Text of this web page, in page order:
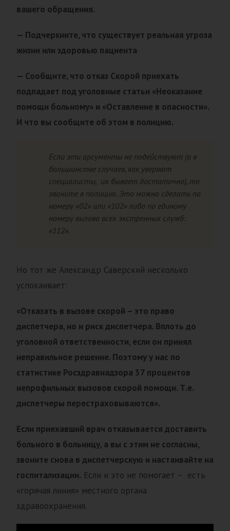
вашего обращения.
— Подчеркните, что существует реальная угроза
жизни или здоровью пациента
— Сообщите, что отказ Скорой приехать
подпадает под уголовные статьи «Неоказание
помощи больному» и «Оставление в опасности».
И что вы сообщите об этом в полицию.
Если эти аргументы не подействуют (а в
большинстве случаев, как уверяют
специалисты, их бывает достаточно), то
звоните в полицию. Это можно сделать по
номеру «02» или «102» либо по единому
номеру вызова всех экстренных служб:
«112».
Но тот же Александр Саверский несколько
успокаивает:
«Отказать в вызове скорой – это право
диспетчера, но и риск диспетчера. Вплоть до
уголовной ответственности, если он принял
неправильное решение. Поэтому у нас по
статистике Росздравнадзора 37 процентов
непрофильных вызовов скорой помощи. Т.е.
диспетчеры перестраховываются».
Если приехавший врач отказывается доставить
больного в больницу, а вы с этим не согласны,
звоните снова в диспетчерскую и настаивайте на
госпитализации. Если и это не помогает – есть
«горячая линия» местного органа
здравоохранения.